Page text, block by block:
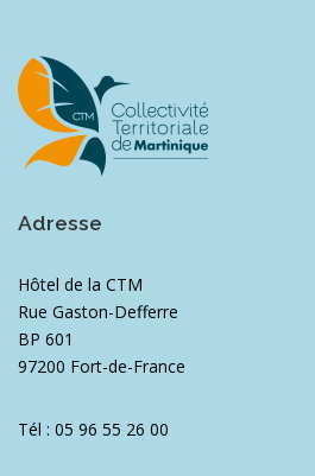
Adresse
Hôtel de la CTM
Rue Gaston-Defferre
BP 601
97200 Fort-de-France
Tél : 05 96 55 26 00